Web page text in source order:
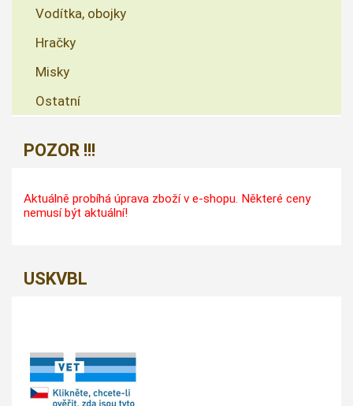
Vodítka, obojky
Hračky
Misky
Ostatní
POZOR !!!
Aktuálně probíhá úprava zboží v e-shopu. Některé ceny
nemusí být aktuální!
USKVBL